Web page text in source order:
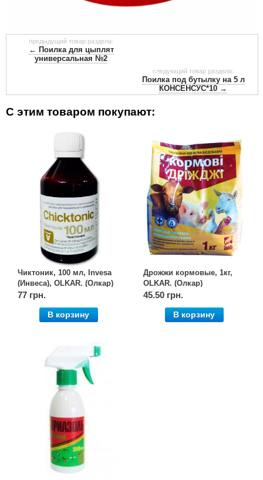
предыдущий товар раздела:
← Поилка для цыплят
универсальная №2
следующий товар раздела:
Поилка под бутылку на 5 л
КОНСЕНСУС*10 →
С этим товаром покупают:
Чиктоник, 100 мл, Invesa
(Инвеса), OLKAR. (Олкар)
77 грн.
В корзину
Дрожжи кормовые, 1кг,
OLKAR. (Олкар)
45.50 грн.
В корзину